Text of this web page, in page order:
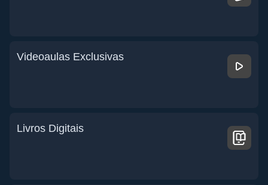
Videoaulas Exclusivas
Livros Digitais